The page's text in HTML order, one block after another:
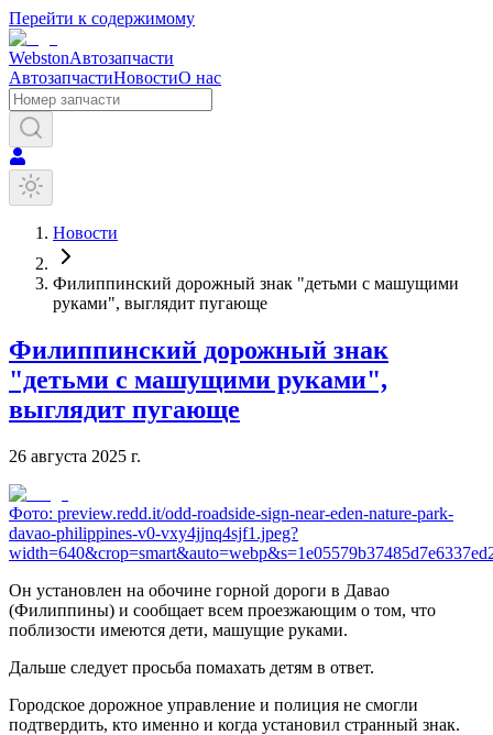
Перейти к содержимому
WebstonАвтозапчасти
АвтозапчастиНовостиО нас
Новости
Филиппинский дорожный знак "детьми с машущими
руками", выглядит пугающе
Филиппинский дорожный знак
"детьми с машущими руками",
выглядит пугающе
26 августа 2025 г.
Фото: preview.redd.it/odd-roadside-sign-near-eden-nature-park-
davao-philippines-v0-vxy4jjnq4sjf1.jpeg?
Он установлен на обочине горной дороги в Давао
(Филиппины) и сообщает всем проезжающим о том, что
поблизости имеются дети, машущие руками.
Дальше следует просьба помахать детям в ответ.
Городское дорожное управление и полиция не смогли
подтвердить, кто именно и когда установил странный знак.